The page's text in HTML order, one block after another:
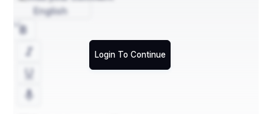
Login To Continue
English